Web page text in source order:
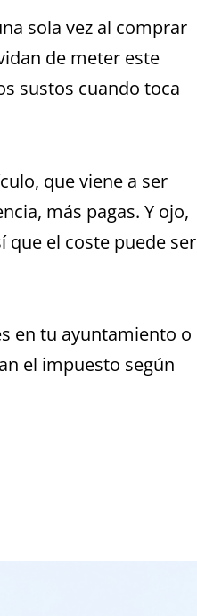
sola vez al comprar
de meter este
sustos cuando toca
que viene a ser
más pagas. Y ojo,
que el coste puede ser
en tu ayuntamiento o
el impuesto según